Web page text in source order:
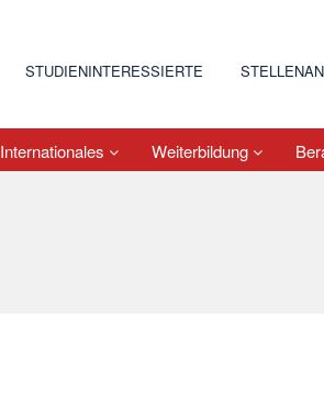
STUDIENINTERESSIERTE
Internationales Weiterbildung